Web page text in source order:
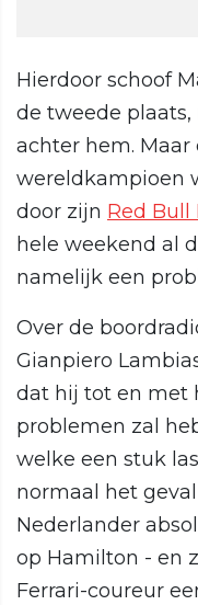
Hierdoor schoof
de tweede
achter hem. Maar
wereldkampioen
door zijn Red Bull
hele weekend al
namelijk een
Over de
Gianpiero
dat hij tot en met
problemen zal
welke een stuk
normaal het
Nederlander
op Hamilton - en
Ferrari-coureur